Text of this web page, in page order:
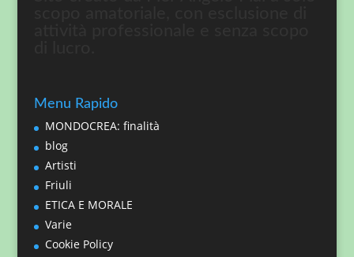
Menu Rapido
MONDOCREA: finalità
blog
Artisti
Friuli
ETICA E MORALE
Varie
Cookie Policy